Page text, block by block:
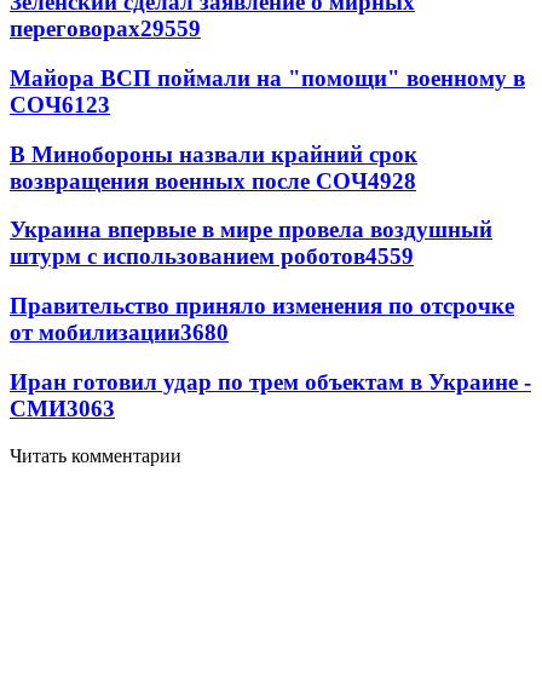
переговорах29559
Майора ВСП поймали на "помощи" военному в
СОЧ6123
В Минобороны назвали крайний срок
возвращения военных после СОЧ4928
Украина впервые в мире провела воздушный
штурм с использованием роботов4559
Правительство приняло изменения по отсрочке
от мобилизации3680
Иран готовил удар по трем объектам в Украине -
СМИ3063
Читать комментарии